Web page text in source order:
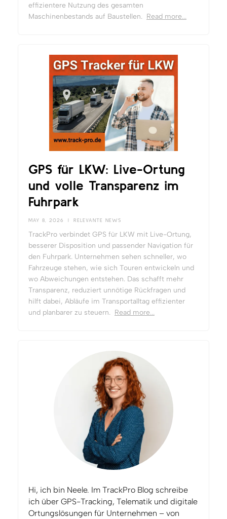
effizientere Nutzung des gesamten
Maschinenbestands auf Baustellen. Read more...
GPS für LKW: Live-Ortung
und volle Transparenz im
Fuhrpark
MAY 8, 2026 | RELEVANTE NEWS
TrackPro verbindet GPS für LKW mit Live-Ortung,
besserer Disposition und passender Navigation für
den Fuhrpark. Unternehmen sehen schneller, wo
Fahrzeuge stehen, wie sich Touren entwickeln und
wo Abweichungen entstehen. Das schafft mehr
Transparenz, reduziert unnötige Rückfragen und
hilft dabei, Abläufe im Transportalltag effizienter
und planbarer zu steuern. Read more...
Hi, ich bin Neele. Im TrackPro Blog schreibe
ich über GPS-Tracking, Telematik und digitale
Ortungslösungen für Unternehmen – von